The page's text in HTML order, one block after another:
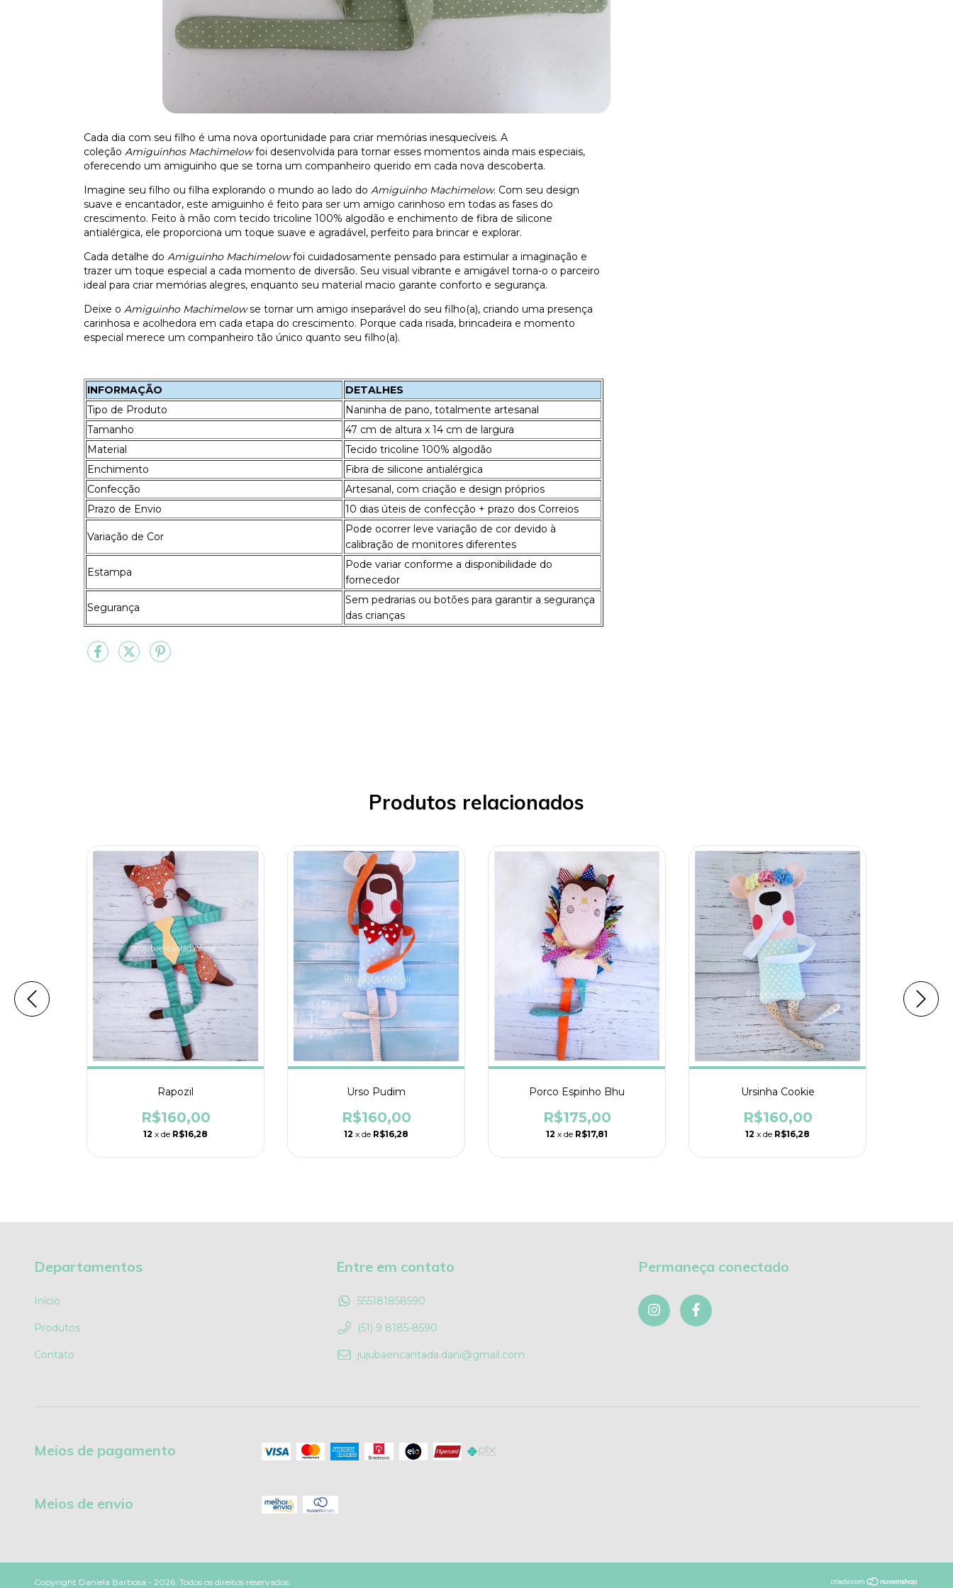
Cada dia com seu filho é uma nova oportunidade para criar memórias inesquecíveis. A
coleção Amiguinhos Machimelowfoi desenvolvida para tornar esses momentos ainda mais especiais,
oferecendo um amiguinho que se torna um companheiro querido em cada nova descoberta.
Imagine seu filho ou filha explorando o mundo ao lado do Amiguinho Machimelow. Com seu design
suave e encantador, este amiguinho é feito para ser um amigo carinhoso em todas as fases do
crescimento. Feito à mão com tecido tricoline 100% algodão e enchimento de fibra de silicone
antialérgica, ele proporciona um toque suave e agradável, perfeito para brincar e explorar.
Cada detalhe do Amiguinho Machimelowfoi cuidadosamente pensado para estimular a imaginação e
trazer um toque especial a cada momento de diversão. Seu visual vibrante e amigável torna-o o parceiro
ideal para criar memórias alegres, enquanto seu material macio garante conforto e segurança.
Deixe o Amiguinho Machimelowse tornar um amigo inseparável do seu filho(a), criando uma presença
carinhosa e acolhedora em cada etapa do crescimento. Porque cada risada, brincadeira e momento
especial merece um companheiro tão único quanto seu filho(a).
INFORMAÇÃO
DETALHES
Tipo de Produto
Naninha de pano, totalmente artesanal
Tamanho
47 cm de altura x 14 cm de largura
Material
Tecido tricoline 100% algodão
Enchimento
Fibra de silicone antialérgica
Confecção
Artesanal, com criação e design próprios
Prazo de Envio
10 dias úteis de confecção + prazo dos Correios
Variação de Cor
Pode ocorrer leve variação de cor devido à
calibração de monitores diferentes
Estampa
Pode variar conforme a disponibilidade do
fornecedor
Segurança
Sem pedrarias ou botões para garantir a segurança
das crianças
Produtos relacionados
Rapozil
R$160,00
12 x de R$16,28
Urso Pudim
R$160,00
12 x de R$16,28
Porco Espinho Bhu
R$175,00
12 x de R$17,81
Ursinha Cookie
R$160,00
12 x de R$16,28
Departamentos
Início
Produtos
Contato
Entre em contato
555181858590
(51) 9 8185-8590
jujubaencantada.dani@gmail.com
Permaneça conectado
Meios de pagamento
Meios de envio
Copyright Daniela Barbosa - 2026. Todos os direitos reservados.